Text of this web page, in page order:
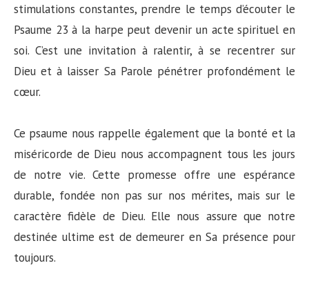
stimulations constantes, prendre le temps d’écouter le
Psaume 23 à la harpe peut devenir un acte spirituel en
soi. C’est une invitation à ralentir, à se recentrer sur
Dieu et à laisser Sa Parole pénétrer profondément le
cœur.
Ce psaume nous rappelle également que la bonté et la
miséricorde de Dieu nous accompagnent tous les jours
de notre vie. Cette promesse offre une espérance
durable, fondée non pas sur nos mérites, mais sur le
caractère fidèle de Dieu. Elle nous assure que notre
destinée ultime est de demeurer en Sa présence pour
toujours.